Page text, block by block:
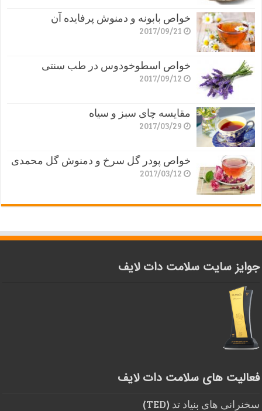
خواص بابونه و دمنوش پرفایده آن
2017/09/21
خواص اسطوخودوس در طب سنتی
2017/09/12
مقایسه چای سبز و سیاه
2017/03/29
خواص پودر گل سرخ و دمنوش گل محمدی
2017/03/12
جوایز سایت سلامت دات لایف
فعالیت های سلامت دات لایف
سخنرانی های بنیاد تد (TED)